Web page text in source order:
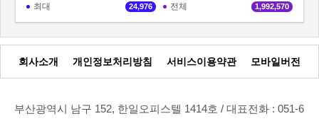
최대 24,976 전체 1,992,570
회사소개 개인정보처리방침 서비스이용약관 모바일버전
부산광역시 남구 152, 한일오피스텔 1414호 / 대표전화 : 051-6